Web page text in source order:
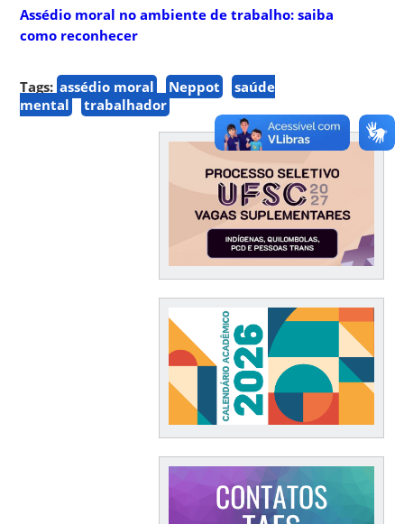
Assédio moral no ambiente de trabalho: saiba
como reconhecer
Tags: assédio moral Neppot
saúde
mental
trabalhador